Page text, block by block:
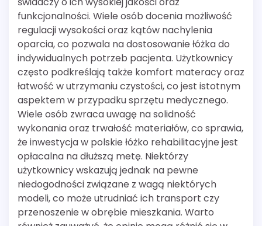
funkcjonalności. Wiele osób docenia możliwość
regulacji wysokości oraz kątów nachylenia
oparcia, co pozwala na dostosowanie łóżka do
indywidualnych potrzeb pacjenta. Użytkownicy
często podkreślają także komfort materacy oraz
łatwość w utrzymaniu czystości, co jest istotnym
aspektem w przypadku sprzętu medycznego.
Wiele osób zwraca uwagę na solidność
wykonania oraz trwałość materiałów, co sprawia,
że inwestycja w polskie łóżko rehabilitacyjne jest
opłacalna na dłuższą metę. Niektórzy
użytkownicy wskazują jednak na pewne
niedogodności związane z wagą niektórych
modeli, co może utrudniać ich transport czy
przenoszenie w obrębie mieszkania. Warto